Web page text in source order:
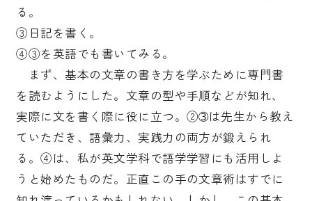
る。
③日記を書く。
④③を英語でも書いてみる。
まず、基本の文章の書き方を学ぶために専門書
を読むようにした。文章の型や手順などが知れ、
実際に文を書く際に役に立つ。②➂は先生から教え
ていただき、語彙力、実践力の両方が鍛えられ
る。④は、私が英文学科で語学学習にも活用しよ
うと始めたものだ。正直この手の文章術はすでに